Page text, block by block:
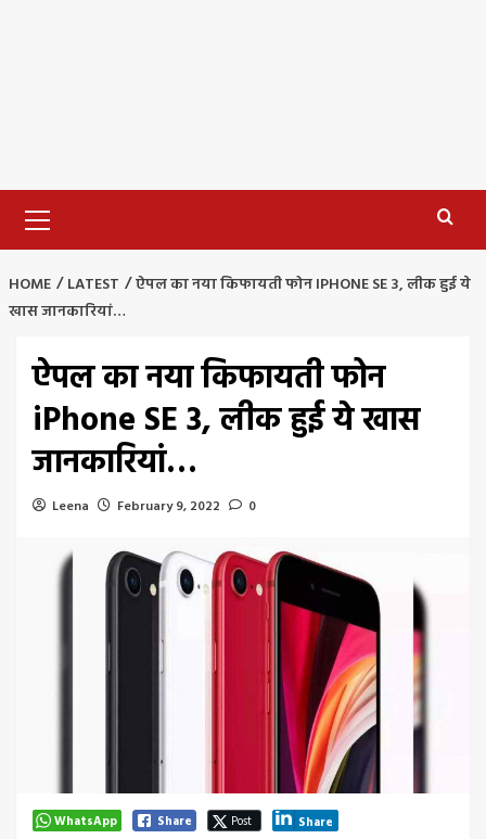
Menu
HOME LATEST
ऐपल का नया किफायती फोन IPHONE SE 3, लीक हुई ये
खास जानकारियां…
ऐपल का नया किफायती फोन
iPhone SE 3, लीक हुई ये खास
जानकारियां…
Leena February 9, 2022 0
WhatsApp Share Post Share